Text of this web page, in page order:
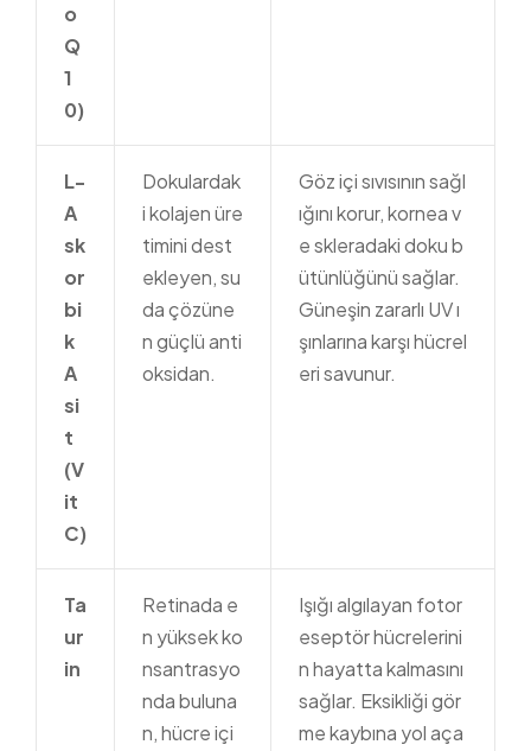
o
Q
1
0)
L-
A
sk
or
bi
k
A
si
t
(V
it
C)
Dokulardak
i kolajen üre
timini dest
ekleyen, su
da çözüne
n güçlü anti
oksidan.
Göz içi sıvısının sağl
ığını korur, kornea v
e skleradaki doku b
ütünlüğünü sağlar.
Güneşin zararlı UV ı
şınlarına karşı hücrel
eri savunur.
Ta
ur
in
Retinada e
n yüksek ko
nsantrasyo
nda buluna
n, hücre içi
Işığı algılayan fotor
eseptör hücrelerini
n hayatta kalmasını
sağlar. Eksikliği gör
me kaybına yol aça